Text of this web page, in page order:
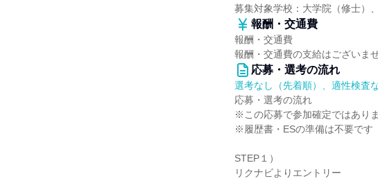
募集対象学校：大学院（修士）
報酬・交通費
報酬・交通費
報酬・交通費の支給はございま
応募・選考の流れ
選考なし（先着順）、適性検査
応募・選考の流れ
※この応募で参加確定ではあり
※履歴書・ESの準備は不要です
STEP１）
リクナビよりエントリー